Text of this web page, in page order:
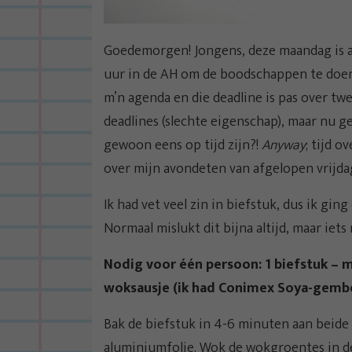
Goedemorgen! Jongens, deze maandag
uur in de AH om de boodschappen te
m’n agenda en die deadline is pas over
deadlines (slechte eigenschap), maar nu
gewoon eens op tijd zijn?!Anyway; tijd
over mijn avondeten van afgelopen
Ik had vet veel zin in biefstuk, dus ik
Normaal mislukt dit bijna altijd, maar
Nodig voor één persoon: 1 biefstuk –
woksausje (ik had Conimex Soya-
Bak de biefstuk in 4-6 minuten aan